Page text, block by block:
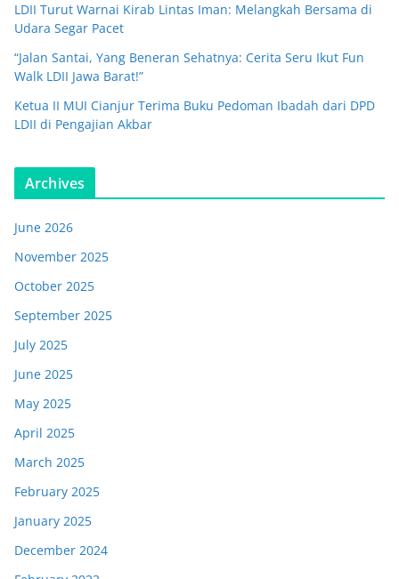
LDII Turut Warnai Kirab Lintas Iman: Melangkah Bersama di
Udara Segar Pacet
“Jalan Santai, Yang Beneran Sehatnya: Cerita Seru Ikut Fun
Walk LDII Jawa Barat!”
Ketua II MUI Cianjur Terima Buku Pedoman Ibadah dari DPD
LDII di Pengajian Akbar
Archives
June 2026
November 2025
October 2025
September 2025
July 2025
June 2025
May 2025
April 2025
March 2025
February 2025
January 2025
December 2024